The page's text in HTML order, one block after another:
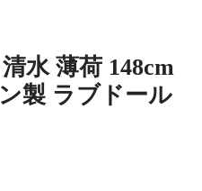
水 薄荷 148cm
製 ラブドール